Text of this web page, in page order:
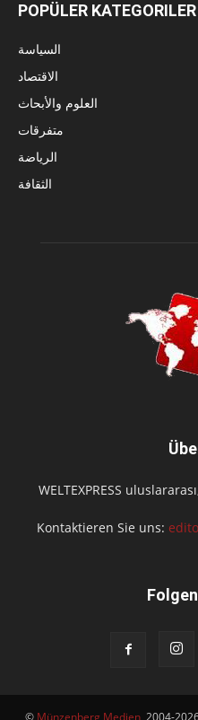
POPÜLER KATEGORILER
السياسة
الاقتصاد
العلوم والأبحاث
متفرقات
الرياضة
الثقافة
WELTEXPRESS
Kontaktieren Sie uns: